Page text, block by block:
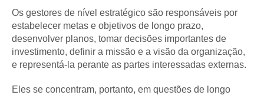
Os gestores de nível estratégico são responsáveis por
estabelecer metas e objetivos de longo prazo,
desenvolver planos, tomar decisões importantes de
investimento, definir a missão e a visão da organização,
e representá-la perante as partes interessadas externas.
Eles se concentram, portanto, em questões de longo